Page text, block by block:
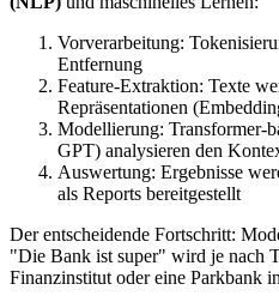
Vorverarbeitung:
Entfernung
Feature-Extraktion: Texte
Repräsentationen
Modellierung: Transformer-
GPT) analysieren den
Auswertung: Ergebnisse
als Reports bereitgestellt
Der entscheidende Fortschritt:
"Die Bank ist super" wird je nach
Finanzinstitut oder eine Parkbank